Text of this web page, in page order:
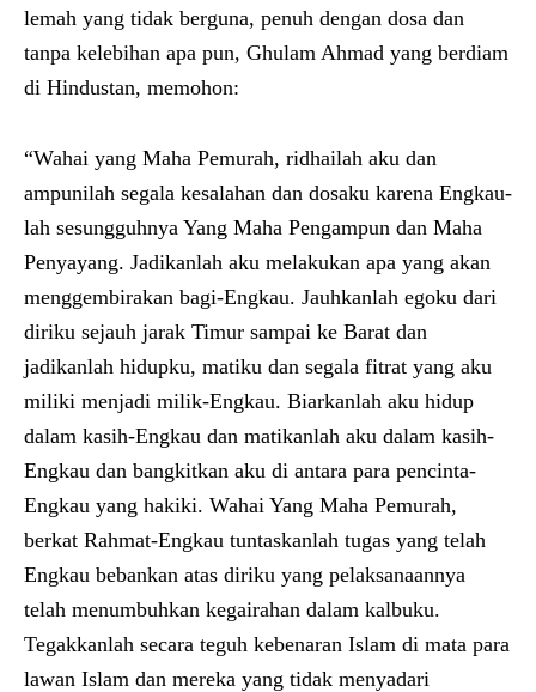
lemah yang tidak berguna, penuh dengan dosa dan
tanpa kelebihan apa pun, Ghulam Ahmad yang berdiam
di Hindustan, memohon:
“Wahai yang Maha Pemurah, ridhailah aku dan
ampunilah segala kesalahan dan dosaku karena Engkau-
lah sesungguhnya Yang Maha Pengampun dan Maha
Penyayang. Jadikanlah aku melakukan apa yang akan
menggembirakan bagi-Engkau. Jauhkanlah egoku dari
diriku sejauh jarak Timur sampai ke Barat dan
jadikanlah hidupku, matiku dan segala fitrat yang aku
miliki menjadi milik-Engkau. Biarkanlah aku hidup
dalam kasih-Engkau dan matikanlah aku dalam kasih-
Engkau dan bangkitkan aku di antara para pencinta-
Engkau yang hakiki. Wahai Yang Maha Pemurah,
berkat Rahmat-Engkau tuntaskanlah tugas yang telah
Engkau bebankan atas diriku yang pelaksanaannya
telah menumbuhkan kegairahan dalam kalbuku.
Tegakkanlah secara teguh kebenaran Islam di mata para
lawan Islam dan mereka yang tidak menyadari